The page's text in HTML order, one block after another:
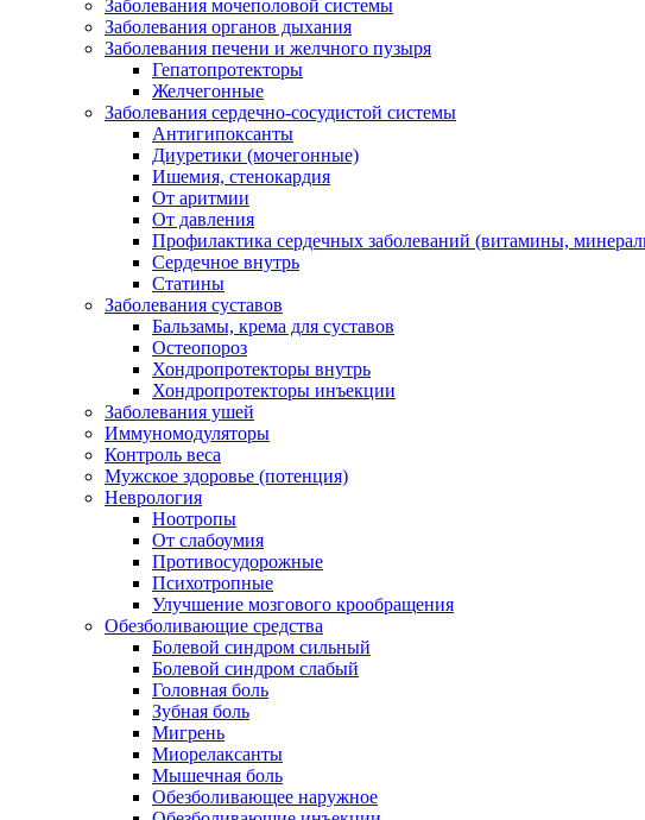
Заболевания мочеполовой системы
Заболевания органов дыхания
Заболевания печени и желчного пузыря
Гепатопротекторы
Желчегонные
Заболевания сердечно-сосудистой системы
Антигипоксанты
Диуретики (мочегонные)
Ишемия, стенокардия
От аритмии
От давления
Профилактика сердечных заболеваний (витамины,
Сердечное внутрь
Статины
Заболевания суставов
Бальзамы, крема для суставов
Остеопороз
Хондропротекторы внутрь
Хондропротекторы инъекции
Заболевания ушей
Иммуномодуляторы
Контроль веса
Мужское здоровье (потенция)
Неврология
Ноотропы
От слабоумия
Противосудорожные
Психотропные
Улучшение мозгового крообращения
Обезболивающие средства
Болевой синдром сильный
Болевой синдром слабый
Головная боль
Зубная боль
Мигрень
Миорелаксанты
Мышечная боль
Обезболивающее наружное